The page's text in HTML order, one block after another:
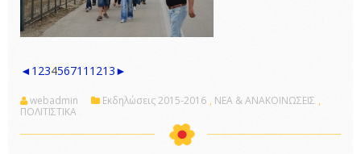
◄1 23456711 1213►
webadmin Εκδηλώσεις 2015-2016 , ΝΕΑ & ΑΝΑΚΟΙΝΩΣΕΙΣ ,
ΠΟΛΙΤΙΣΤΙΚΑ